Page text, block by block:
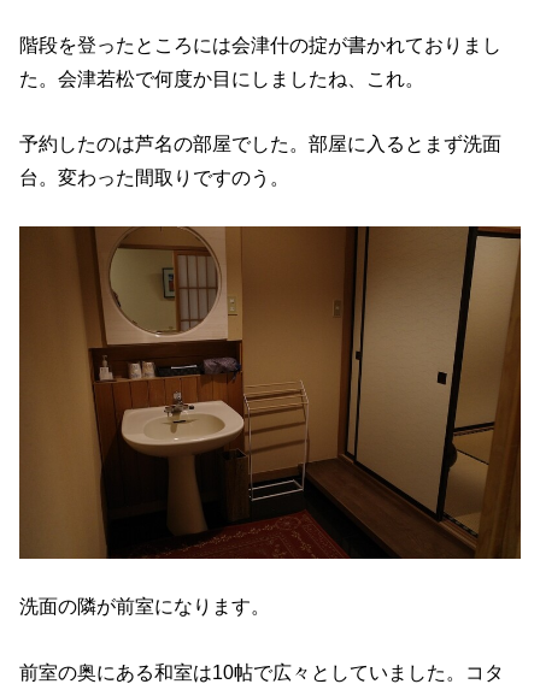
階段を登ったところには会津什の掟が書かれておりまし
た。会津若松で何度か目にしましたね、これ。
予約したのは芦名の部屋でした。部屋に入るとまず洗面
台。変わった間取りですのう。
洗面の隣が前室になります。
前室の奥にある和室は10帖で広々としていました。コタ